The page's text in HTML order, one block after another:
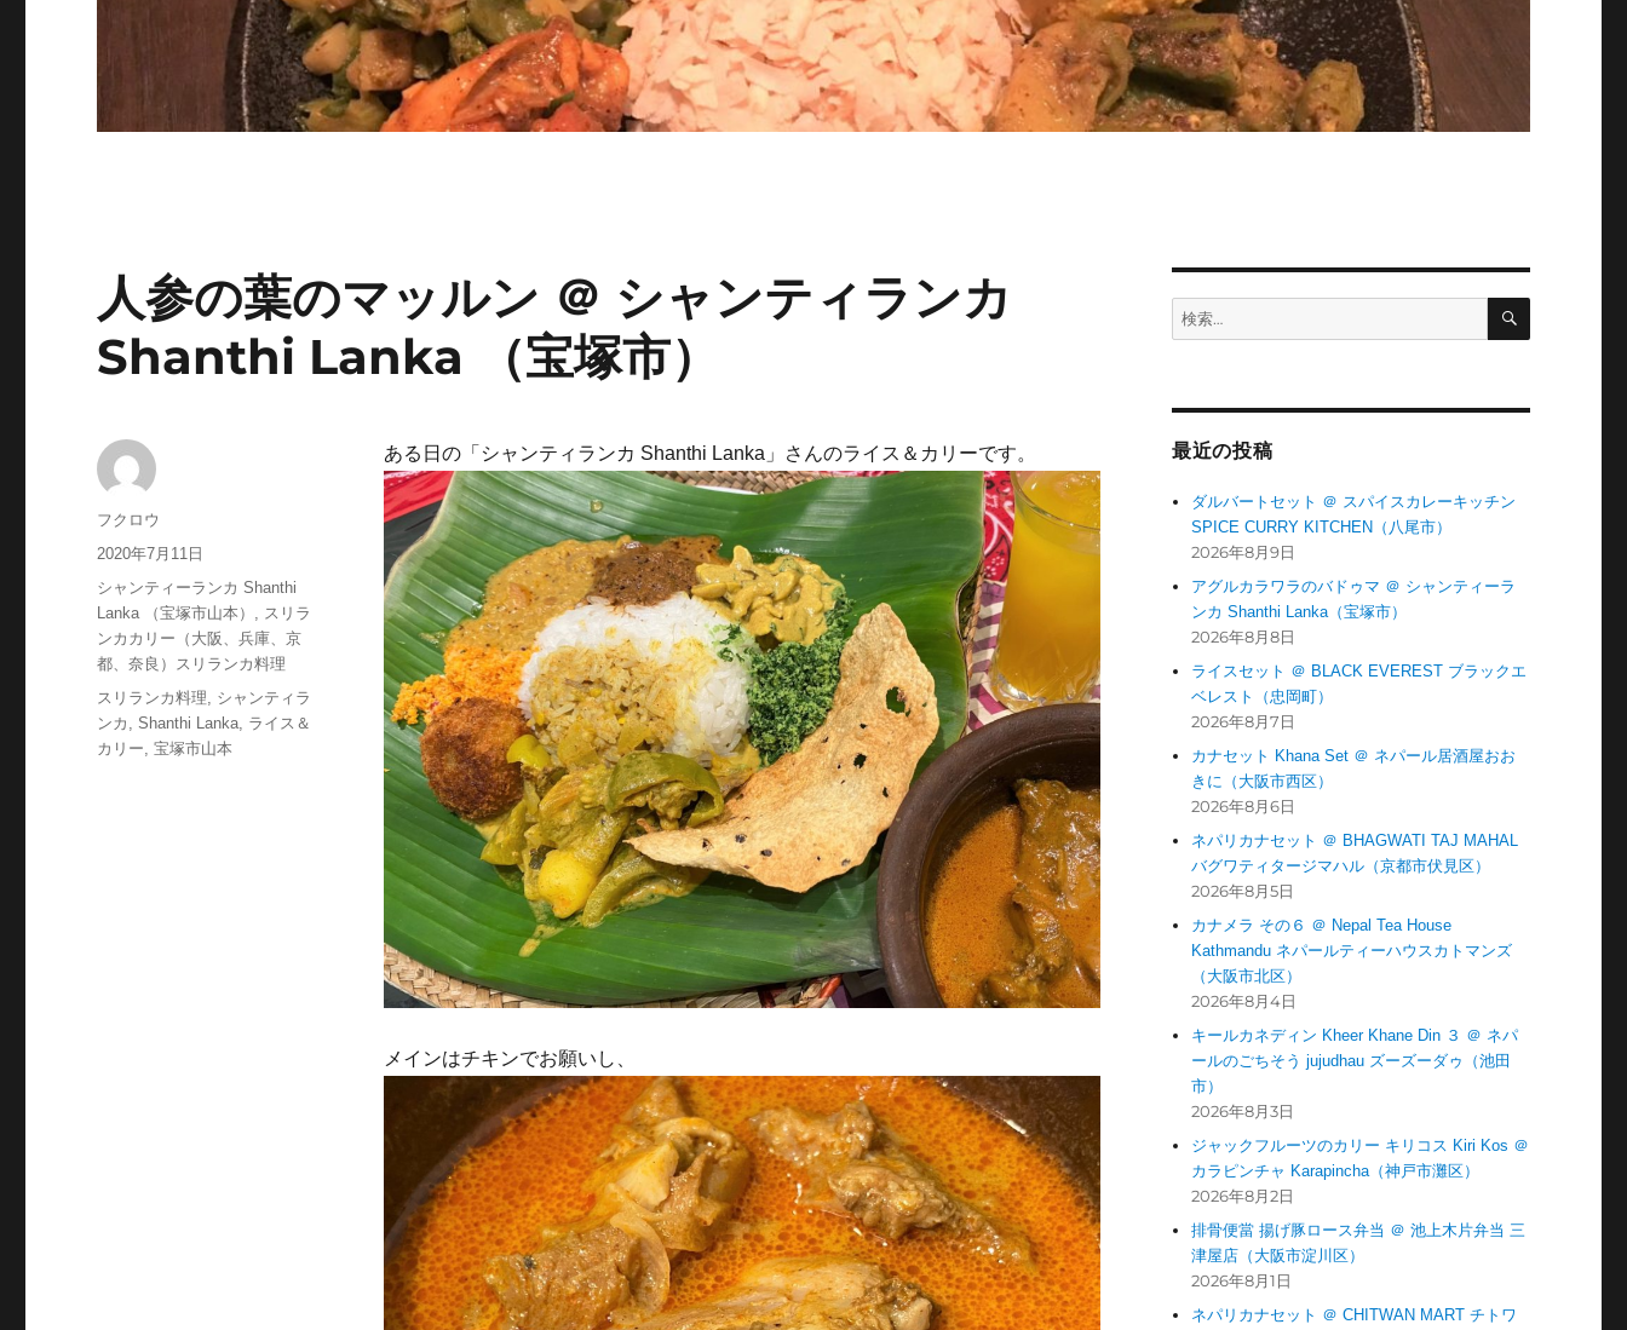
人参の葉のマッルン ＠ シャンティランカ
Shanthi Lanka （宝塚市）
ある日の「シャンティランカ Shanthi Lanka」さんのライス＆カリーです。
メインはチキンでお願いし、
投
稿
フクロウ
投
稿
日:
2020年7月11日
カ
テ
ゴ
リ
ー
シャンティーランカ Shanthi
Lanka （宝塚市山本） , スリラ
ンカカリー（大阪、兵庫、京
都、奈良）スリランカ料理
タ
グ
スリランカ料理, シャンティラ
ンカ ,Shanthi Lanka, ライス＆
カリー,宝塚市山本
検
索:
検
最近の投稿
ダルバートセット ＠ スパイスカレーキッチン
SPICE CURRY KITCHEN（八尾市）
2026年8月9日
アグルカラワラのバドゥマ ＠ シャンティーラ
ンカ Shanthi Lanka（宝塚市）
2026年8月8日
ライスセット ＠ BLACK EVEREST ブラックエ
ベレスト（忠岡町）
2026年8月7日
カナセット Khana Set ＠ ネパール居酒屋おお
きに（大阪市西区）
2026年8月6日
ネパリカナセット ＠ BHAGWATI TAJ MAHAL
バグワティタージマハル（京都市伏見区）
2026年8月5日
カナメラ その６ ＠ Nepal Tea House
Kathmandu ネパールティーハウスカトマンズ
（大阪市北区）
2026年8月4日
キールカネディン Kheer Khane Din ３ ＠ ネパ
ールのごちそう jujudhau ズーズーダゥ（池田
市）
2026年8月3日
ジャックフルーツのカリー キリコス Kiri Kos ＠
カラピンチャ Karapincha（神戸市灘区）
2026年8月2日
排骨便當 揚げ豚ロース弁当 ＠ 池上木片弁当 三
津屋店（大阪市淀川区）
2026年8月1日
ネパリカナセット ＠ CHITWAN MART チトワ